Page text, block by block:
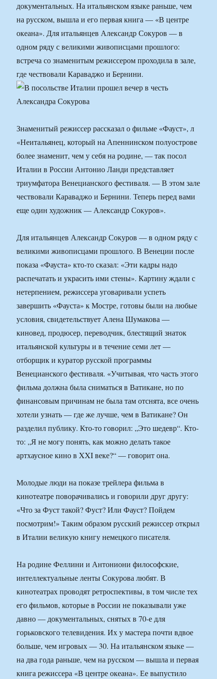
документальных. На итальянском языке раньше, чем
на русском, вышла и его первая книга — «В центре
океана». Для итальянцев Александр Сокуров — в
одном ряду с великими живописцами прошлого:
встреча со знаменитым режиссером проходила в зале,
где чествовали Караваджо и Бернини.
Знаменитый режиссер рассказал о фильме «Фауст», л
«Неитальянец, который на Апеннинском полуострове
более знаменит, чем у себя на родине, — так посол
Италии в России Антонио Ланди представляет
триумфатора Венецианского фестиваля. — В этом зале
чествовали Караваджо и Бернини. Теперь перед вами
еще один художник — Александр Сокуров».
Для итальянцев Александр Сокуров — в одном ряду с
великими живописцами прошлого. В Венеции после
показа «Фауста» кто-то сказал: «Эти кадры надо
распечатать и украсить ими стены». Картину ждали с
нетерпением, режиссера уговаривали успеть
завершить «Фауста» к Мостре, готовы были на любые
условия, свидетельствует Алена Шумакова —
киновед, продюсер, переводчик, блестящий знаток
итальянской культуры и в течение семи лет —
отборщик и куратор русской программы
Венецианского фестиваля. «Учитывая, что часть этого
фильма должна была сниматься в Ватикане, но по
финансовым причинам не была там отснята, все очень
хотели узнать — где же лучше, чем в Ватикане? Он
разделил публику. Кто-то говорил: „Это шедевр“. Кто-
то: „Я не могу понять, как можно делать такое
артхаусное кино в XXI веке?“ — говорит она.
Молодые люди на показе трейлера фильма в
кинотеатре поворачивались и говорили друг другу:
«Что за Фуст такой? Фуст? Или Фауст? Пойдем
посмотрим!» Таким образом русский режиссер открыл
в Италии великую книгу немецкого писателя.
На родине Феллини и Антониони философские,
интеллектуальные ленты Сокурова любят. В
кинотеатрах проводят ретроспективы, в том числе тех
его фильмов, которые в России не показывали уже
давно — документальных, снятых в 70-е для
горьковского телевидения. Их у мастера почти вдвое
больше, чем игровых — 30. На итальянском языке —
на два года раньше, чем на русском — вышла и первая
книга режиссера «В центре океана». Ее выпустило